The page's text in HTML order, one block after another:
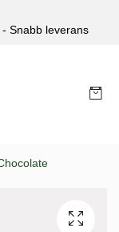
Snabb leverans